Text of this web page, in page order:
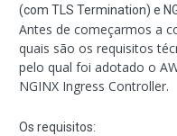
(com TLS Termination) e
Antes de começarmos a
quais são os requisitos
pelo qual foi adotado o
NGINX Ingress Controller.
Os requisitos: